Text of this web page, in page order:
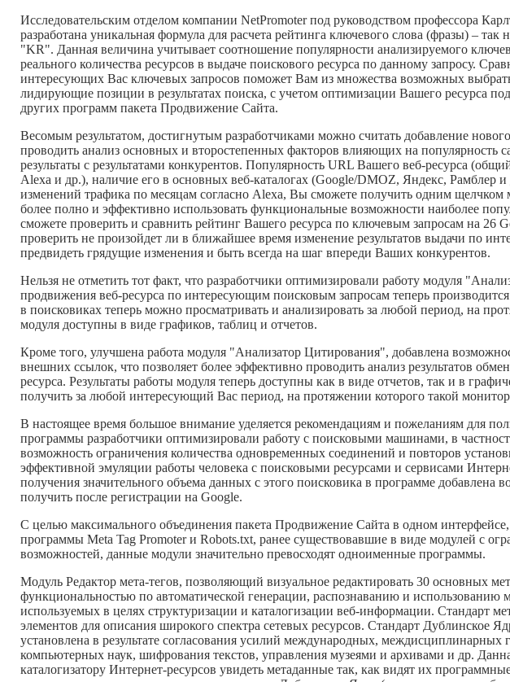
Исследовательским отделом компании NetPromoter под руководством профессора
разработана уникальная формула для расчета рейтинга ключевого слова (фразы) – так
"KR". Данная величина учитывает соотношение популярности анализируемого
реального количества ресурсов в выдаче поискового ресурса по данному запросу.
интересующих Вас ключевых запросов поможет Вам из множества возможных
лидирующие позиции в результатах поиска, с учетом оптимизации Вашего ресурса
других программ пакета Продвижение Сайта.
Весомым результатом, достигнутым разработчиками можно считать добавление
проводить анализ основных и второстепенных факторов влияющих на популярность
результаты с результатами конкурентов. Популярность URL Вашего веб-ресурса
Alexa и др.), наличие его в основных веб-каталогах (Google/DMOZ, Яндекс, Рамблер
изменений трафика по месяцам согласно Alexa, Вы сможете получить одним
более полно и эффективно использовать функциональные возможности наиболее
сможете проверить и сравнить рейтинг Вашего ресурса по ключевым запросам на 26
проверить не произойдет ли в ближайшее время изменение результатов выдачи по
предвидеть грядущие изменения и быть всегда на шаг впереди Ваших конкурентов.
Нельзя не отметить тот факт, что разработчики оптимизировали работу модуля
продвижения веб-ресурса по интересующим поисковым запросам теперь
в поисковиках теперь можно просматривать и анализировать за любой период, на
модуля доступны в виде графиков, таблиц и отчетов.
Кроме того, улучшена работа модуля "Анализатор Цитирования", добавлена
внешних ссылок, что позволяет более эффективно проводить анализ результатов
ресурса. Результаты работы модуля теперь доступны как в виде отчетов, так и в
получить за любой интересующий Вас период, на протяжении которого такой
В настоящее время большое внимание уделяется рекомендациям и пожеланиям для
программы разработчики оптимизировали работу с поисковыми машинами, в
возможность ограничения количества одновременных соединений и повторов
эффективной эмуляции работы человека с поисковыми ресурсами и сервисами
получения значительного объема данных с этого поисковика в программе
получить после регистрации на Google.
С целью максимального объединения пакета Продвижение Сайта в одном
программы Meta Tag Promoter и Robots.txt, ранее существовавшие в виде модулей с
возможностей, данные модули значительно превосходят одноименные программы.
Модуль Редактор мета-тегов, позволяющий визуальное редактировать 30 основных
функциональностью по автоматической генерации, распознаванию и
используемых в целях структуризации и каталогизации веб-информации. Стандарт
элементов для описания широкого спектра сетевых ресурсов. Стандарт Дублинское
установлена в результате согласования усилий международных, междисциплинарных
компьютерных наук, шифрования текстов, управления музеями и архивами и др.
каталогизатору Интернет-ресурсов увидеть метаданные так, как видят их